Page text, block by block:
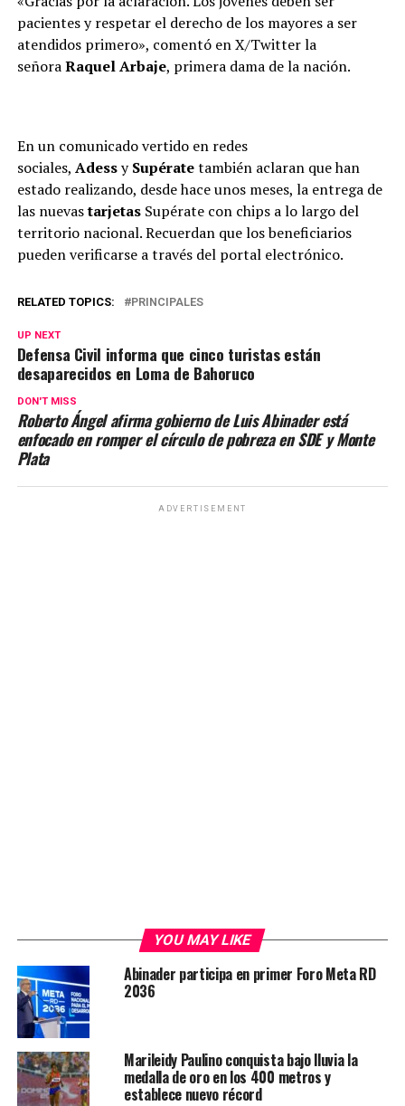
pacientes y respetar el derecho de los mayores a ser
atendidos primero», comentó en X/Twitter la
señoraRaquel Arbaje, primera dama de la nación.
En un comunicado vertido en redes
sociales, AdessySupératetambién aclaran que han
estado realizando, desde hace unos meses, la entrega de
las nuevastarjetasSupérate con chips a lo largo del
territorio nacional. Recuerdan que los beneficiarios
pueden verificarse a través del portal electrónico.
RELATED TOPICS: PRINCIPALES
UP NEXT
Defensa Civil informa que cinco turistas están
desaparecidos en Loma de Bahoruco
DON'T MISS
Roberto Ángel afirma gobierno de Luis Abinader está
enfocado en romper el círculo de pobreza en SDE y Monte
Plata
ADVERTISEMENT
YOU MAY LIKE
Abinader participa en primer Foro Meta RD
2036
Marileidy Paulino conquista bajo lluvia la
medalla de oro en los 400 metros y
establece nuevo récord